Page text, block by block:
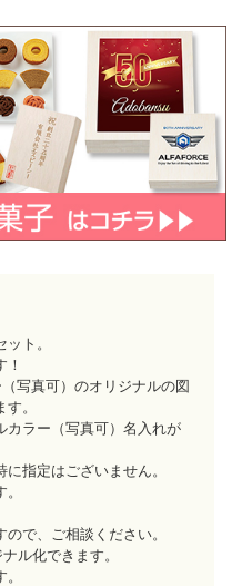
ト。
！
写真可）のオリジナルの図
。
カラー（写真可）名入れが
指定はございません。
で、ご相談ください。
ル化できます。